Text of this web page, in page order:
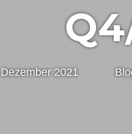
2021